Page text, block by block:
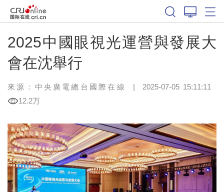
2025中國眼視光運營與發展大
會在沈舉行
來源：中央廣電總台國際在線 | 2025-07-05 15:11:11
12.2万